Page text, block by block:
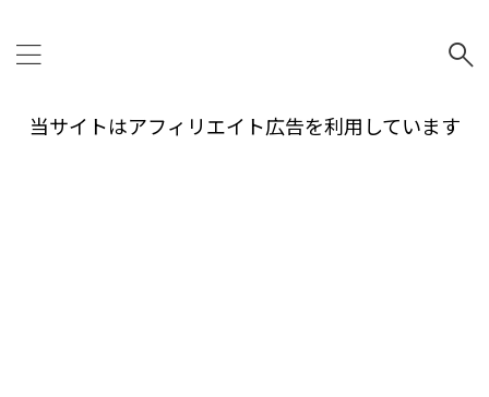
当サイトはアフィリエイト広告を利用しています